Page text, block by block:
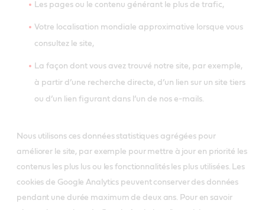
Les pages ou le contenu générant le plus de trafic,
Votre localisation mondiale approximative lorsque vous
consultez le site,
La façon dont vous avez trouvé notre site, par exemple,
à partir d’une recherche directe, d’un lien sur un site tiers
ou d’un lien figurant dans l’un de nos e-mails.
Nous utilisons ces données statistiques agrégées pour
améliorer le site, par exemple pour mettre à jour en priorité les
contenus les plus lus ou les fonctionnalités les plus utilisées. Les
cookies de Google Analytics peuvent conserver des données
pendant une durée maximum de deux ans. Pour en savoir